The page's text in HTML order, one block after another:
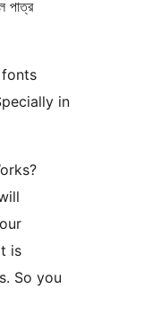
পাত্র
fonts
in
is
So you